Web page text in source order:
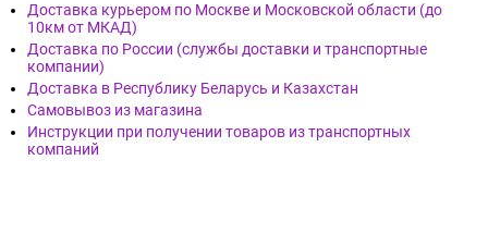
Доставка курьером по Москве и Московской области (до
10км от МКАД)
Доставка по России (службы доставки и транспортные
компании)
Доставка в Республику Беларусь и Казахстан
Самовывоз из магазина
Инструкции при получении товаров из транспортных
компаний